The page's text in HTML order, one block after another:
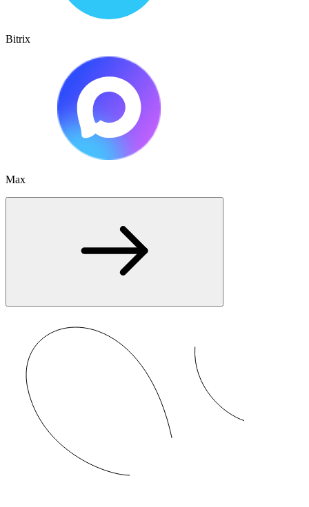
Bitrix
Max